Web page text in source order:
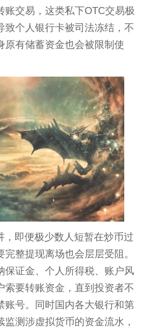
账交易，这类私下OTC交易极
致个人银行卡被司法冻结，不
原有储蓄资金也会被限制使
，即便极少数人短暂在炒币过
整提现离场也会层层受阻。
保证金、个人所得税、账户风
索要转账资金，直到投资者不
账号。同时国内各大银行和第
测涉虚拟货币的资金流水，